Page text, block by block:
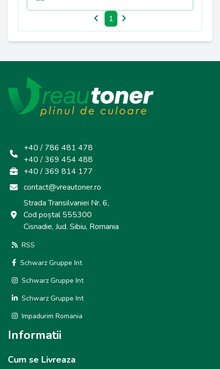
1
+40 / 786 481 478
+40 / 369 454 488
+40 / 369 814 177
contact@vreautoner.ro
Strada Transilvaniei Nr. 6,
Cod poștal 555300
Cisnadie, Jud. Sibiu, Romania
RSS
Schwarz Gruppe Int
Schwarz Gruppe Int
Schwarz Gruppe Int
Impadurim Romania
Informatii
Cum se Livreaza